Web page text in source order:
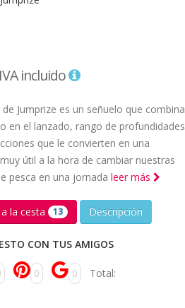
IVA incluido
de Jumprize es un señuelo que combina
en el lanzado, rango de profundidades
que le convierten en una
útil a la hora de cambiar nuestras
pesca en una jornada leer más
la cesta 13 Descripción
CON TUS AMIGOS
0 0 Total: